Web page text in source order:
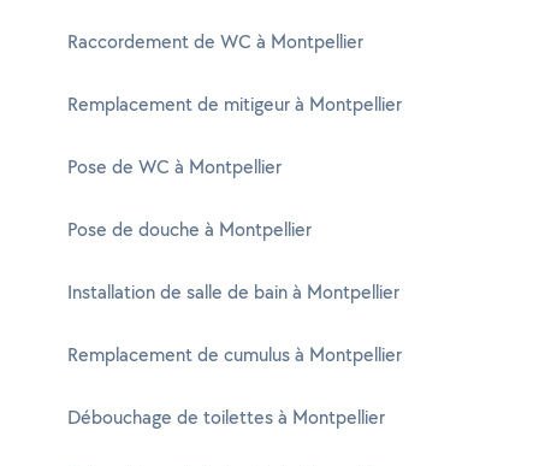
Raccordement de WC à Montpellier
Remplacement de mitigeur à Montpellier
Pose de WC à Montpellier
Pose de douche à Montpellier
Installation de salle de bain à Montpellier
Remplacement de cumulus à Montpellier
Débouchage de toilettes à Montpellier